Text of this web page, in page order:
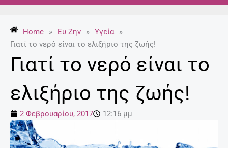
f
p
Home » Ευ Ζην » Υγεία
»
Γιατί το νερό είναι το ελιξήριο της ζωής!
Γιατί το νερό είναι το
ελιξήριο της ζωής!
2 Φεβρουαρίου, 2017 12:16 μμ